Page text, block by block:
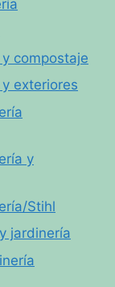
compostaje
exteriores
y
Stihl
jardinería